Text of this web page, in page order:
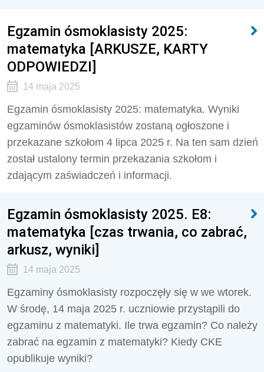
Egzamin ósmoklasisty 2025:
matematyka [ARKUSZE, KARTY
ODPOWIEDZI]
14 maja 2025
Egzamin ósmoklasisty 2025: matematyka. Wyniki
egzaminów ósmoklasistów zostaną ogłoszone i
przekazane szkołom 4 lipca 2025 r. Na ten sam dzień
został ustalony termin przekazania szkołom i
zdającym zaświadczeń i informacji.
Egzamin ósmoklasisty 2025. E8:
matematyka [czas trwania, co zabrać,
arkusz, wyniki]
14 maja 2025
Egzaminy ósmoklasisty rozpoczęły się w we wtorek.
W środę, 14 maja 2025 r. uczniowie przystąpili do
egzaminu z matematyki. Ile trwa egzamin? Co należy
zabrać na egzamin z matematyki? Kiedy CKE
opublikuje wyniki?